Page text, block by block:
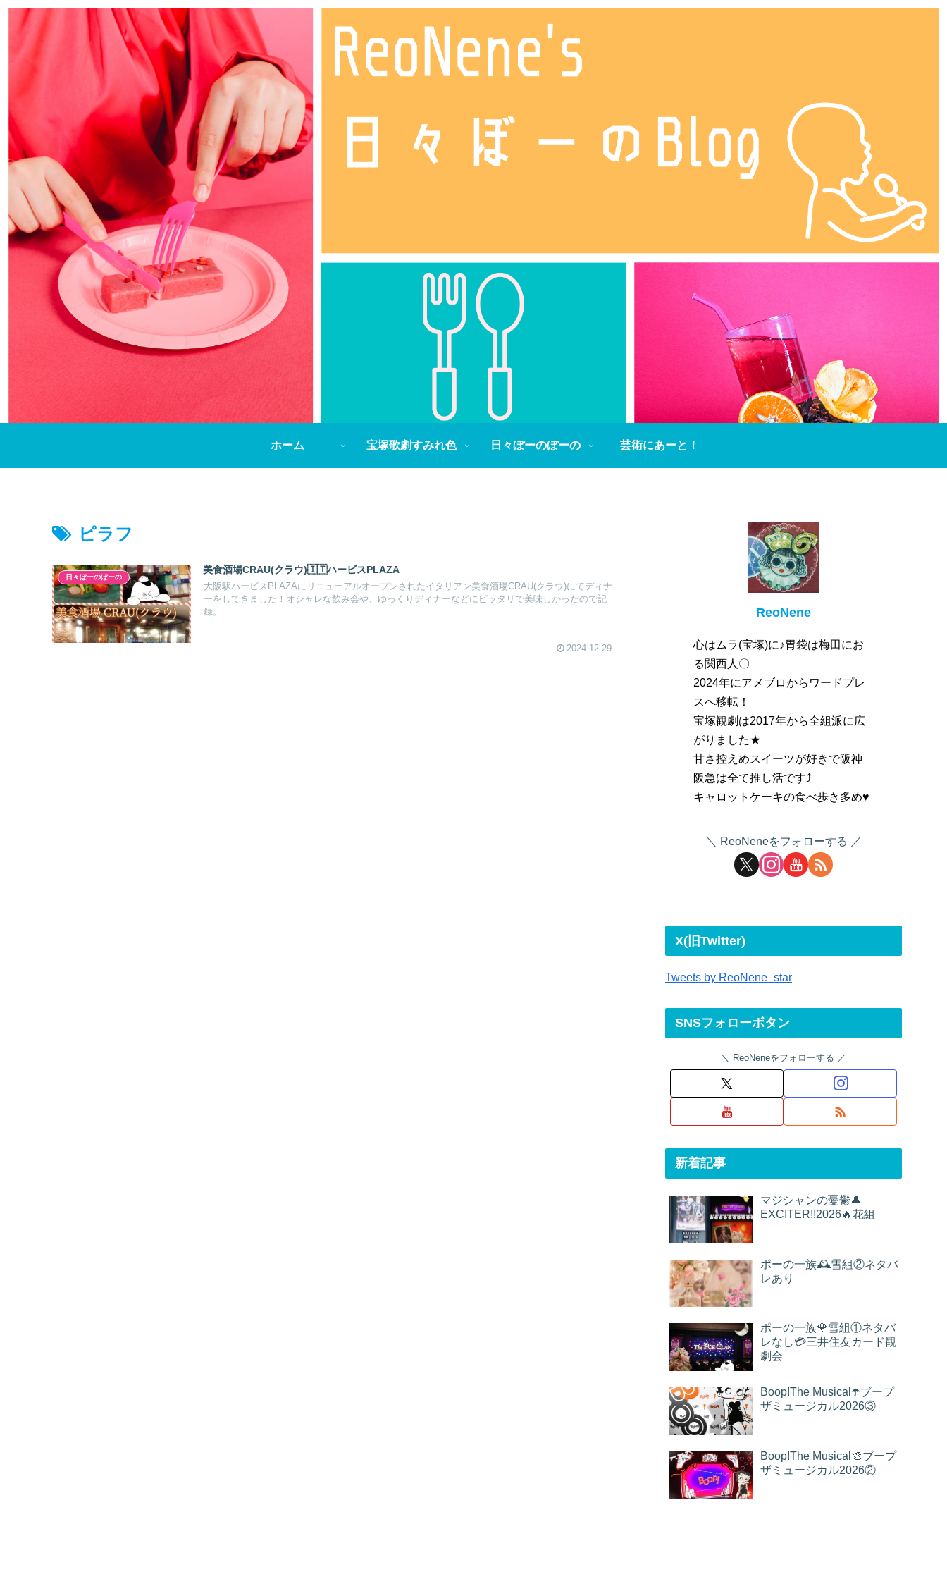
ホーム 宝塚歌劇すみれ色 日々ぼーのぼーの 芸術にあーと！
ピラフ
日々ぼーのぼーの
美食酒場CRAU(クラウ)🇮🇹ハービスPLAZA
大阪駅ハービスPLAZAにリニューアルオープンされたイタリアン美食酒場CRAU(クラウ)にてディナ
ーをしてきました！オシャレな飲み会や、ゆっくりディナーなどにピッタリで美味しかったので記
録。
2024.12.29
ReoNene
心はムラ(宝塚)に♪胃袋は梅田にお
る関西人〇
2024年にアメブロからワードプレ
スへ移転！
宝塚観劇は2017年から全組派に広
がりました★
甘さ控えめスイーツが好きで阪神
阪急は全て推し活です⤴
キャロットケーキの食べ歩き多め♥
ReoNeneをフォローする
X(旧Twitter)
Tweets by ReoNene_star
SNSフォローボタン
ReoNeneをフォローする
新着記事
マジシャンの憂鬱🎩
EXCITER!!2026🔥花組
ポーの一族🕰雪組②ネタバ
レあり
ポーの一族🌹雪組①ネタバ
レなし💳三井住友カード観
劇会
Boop!The Musical☂️ブープ
ザミュージカル2026③
Boop!The Musical🎨ブープ
ザミュージカル2026②